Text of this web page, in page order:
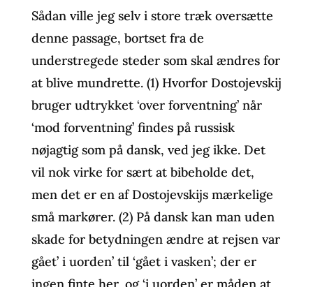
Sådan ville jeg selv i store træk oversætte
denne passage, bortset fra de
understregede steder som skal ændres for
at blive mundrette. (1) Hvorfor Dostojevskij
bruger udtrykket ‘over forventning’ når
‘mod forventning’ findes på russisk
nøjagtig som på dansk, ved jeg ikke. Det
vil nok virke for sært at bibeholde det,
men det er en af Dostojevskijs mærkelige
små markører. (2) På dansk kan man uden
skade for betydningen ændre at rejsen var
gået’ i uorden’ til ‘gået i vasken’; der er